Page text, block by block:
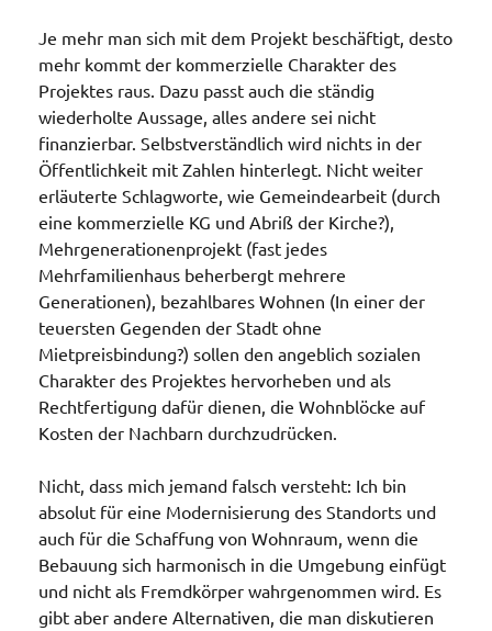
Je mehr man sich mit dem Projekt beschäftigt, desto
mehr kommt der kommerzielle Charakter des
Projektes raus. Dazu passt auch die ständig
wiederholte Aussage, alles andere sei nicht
finanzierbar. Selbstverständlich wird nichts in der
Öffentlichkeit mit Zahlen hinterlegt. Nicht weiter
erläuterte Schlagworte, wie Gemeindearbeit (durch
eine kommerzielle KG und Abriß der Kirche?),
Mehrgenerationenprojekt (fast jedes
Mehrfamilienhaus beherbergt mehrere
Generationen), bezahlbares Wohnen (In einer der
teuersten Gegenden der Stadt ohne
Mietpreisbindung?) sollen den angeblich sozialen
Charakter des Projektes hervorheben und als
Rechtfertigung dafür dienen, die Wohnblöcke auf
Kosten der Nachbarn durchzudrücken.
Nicht, dass mich jemand falsch versteht: Ich bin
absolut für eine Modernisierung des Standorts und
auch für die Schaffung von Wohnraum, wenn die
Bebauung sich harmonisch in die Umgebung einfügt
und nicht als Fremdkörper wahrgenommen wird. Es
gibt aber andere Alternativen, die man diskutieren